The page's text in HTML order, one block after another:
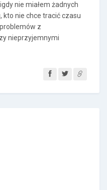
nie miałem żadnych
kto nie chce tracić czasu
z
nieprzyjemnymi